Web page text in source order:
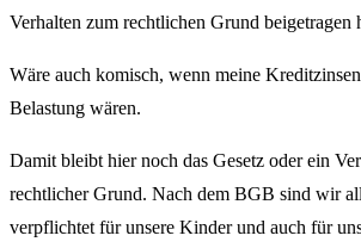
Verhalten zum rechtlichen Grund beigetragen
Wäre auch komisch, wenn meine
Belastung wären.
Damit bleibt hier noch das Gesetz oder ein
rechtlicher Grund. Nach dem BGB sind wir
verpflichtet für unsere Kinder und auch für